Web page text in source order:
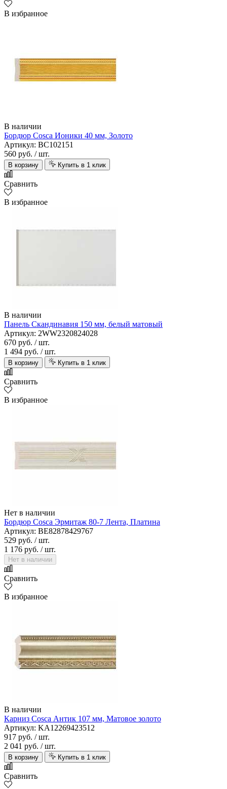
В избранное
В наличии
Бордюр Cosca Ионики 40 мм, Золото
Артикул: BC102151
560 руб. / шт.
В корзину Купить в 1 клик
Сравнить
В избранное
В наличии
Панель Скандинавия 150 мм, белый матовый
Артикул: 2WW2320824028
670 руб. / шт.
1 494 руб. / шт.
В корзину Купить в 1 клик
Сравнить
В избранное
Нет в наличии
Бордюр Cosca Эрмитаж 80-7 Лента, Платина
Артикул: BE82878429767
529 руб. / шт.
1 176 руб. / шт.
Нет в наличии
Сравнить
В избранное
В наличии
Карниз Cosca Антик 107 мм, Матовое золото
Артикул: KA12269423512
917 руб. / шт.
2 041 руб. / шт.
В корзину Купить в 1 клик
Сравнить